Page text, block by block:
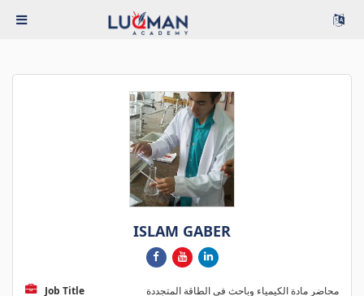
ISLAM GABER
Job Title محاضر مادة الكيمياء وباحث في الطاقة المتجددة